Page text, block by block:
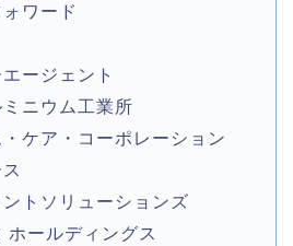
ワード
ージェント
ニウム工業所
ケア・コーポレーション
トソリューションズ
ールディングス